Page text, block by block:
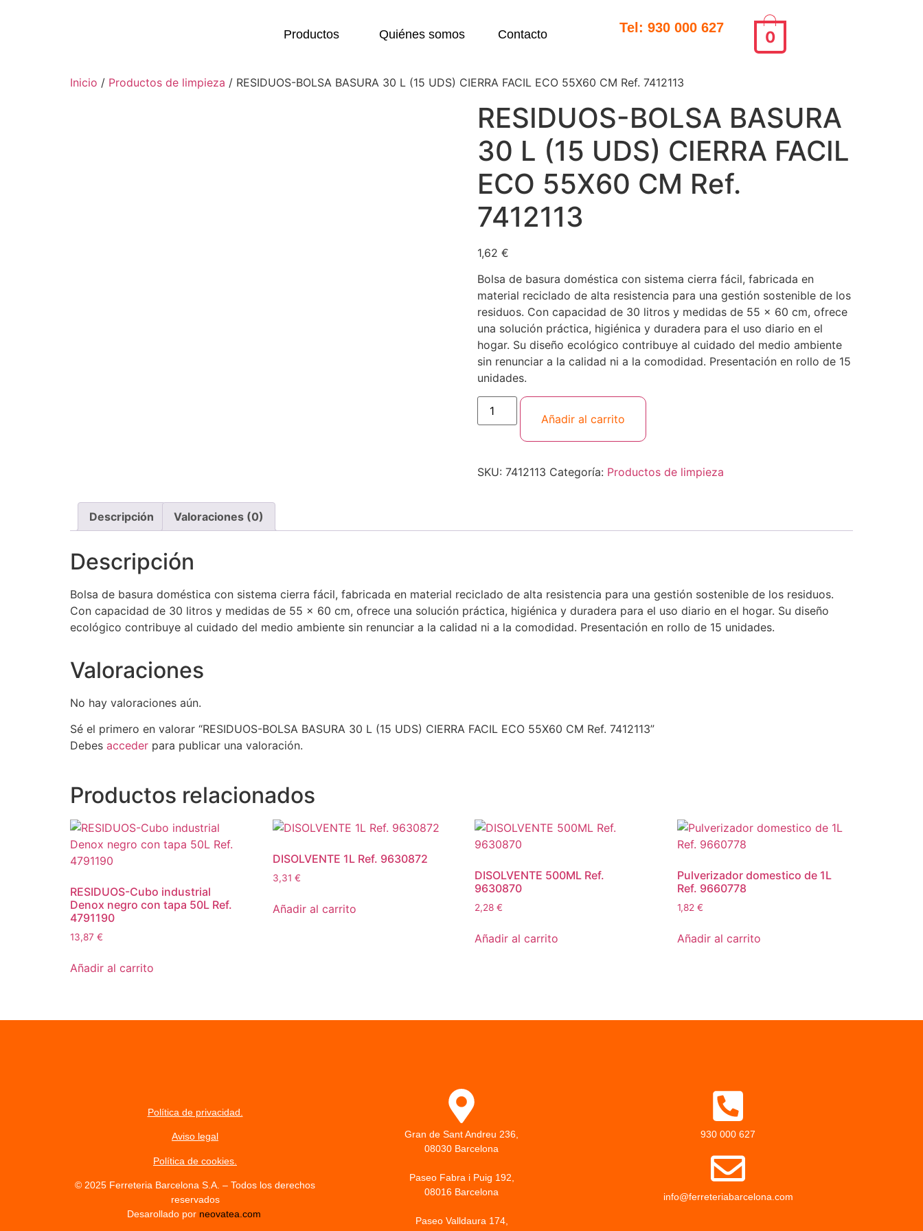
Productos Quiénes somos Contacto Tel: 930 000 627 0
Inicio / Productos de limpieza / RESIDUOS-BOLSA BASURA 30 L (15 UDS) CIERRA FACIL ECO 55X60 CM Ref. 7412113
RESIDUOS-BOLSA BASURA
30 L (15 UDS) CIERRA FACIL
ECO 55X60 CM Ref.
7412113
1,62 €
Bolsa de basura doméstica con sistema cierra fácil, fabricada en
material reciclado de alta resistencia para una gestión sostenible de los
residuos. Con capacidad de 30 litros y medidas de 55 × 60 cm, ofrece
una solución práctica, higiénica y duradera para el uso diario en el
hogar. Su diseño ecológico contribuye al cuidado del medio ambiente
sin renunciar a la calidad ni a la comodidad. Presentación en rollo de 15
unidades.
Añadir al carrito
SKU: 7412113 Categoría: Productos de limpieza
Descripción Valoraciones (0)
Descripción
Bolsa de basura doméstica con sistema cierra fácil, fabricada en material reciclado de alta resistencia para una gestión sostenible de los residuos.
Con capacidad de 30 litros y medidas de 55 × 60 cm, ofrece una solución práctica, higiénica y duradera para el uso diario en el hogar. Su diseño
ecológico contribuye al cuidado del medio ambiente sin renunciar a la calidad ni a la comodidad. Presentación en rollo de 15 unidades.
Valoraciones
No hay valoraciones aún.
Sé el primero en valorar “RESIDUOS-BOLSA BASURA 30 L (15 UDS) CIERRA FACIL ECO 55X60 CM Ref. 7412113”
Debes acceder para publicar una valoración.
Productos relacionados
RESIDUOS-Cubo industrial
Denox negro con tapa 50L Ref.
4791190
13,87 €
Añadir al carrito
DISOLVENTE 1L Ref. 9630872
3,31 €
Añadir al carrito
DISOLVENTE 500ML Ref.
9630870
2,28€
Añadir al carrito
Pulverizador domestico de 1L
Ref. 9660778
1,82€
Añadir al carrito
Política de privacidad.
Aviso legal
Política de cookies.
© 2025 Ferreteria Barcelona S.A. – Todos los derechos
reservados
Desarollado por neovatea.com
Gran de Sant Andreu 236,
08030 Barcelona
Paseo Fabra i Puig 192,
08016 Barcelona
Paseo Valldaura 174,
930 000 627
info@ferreteriabarcelona.com